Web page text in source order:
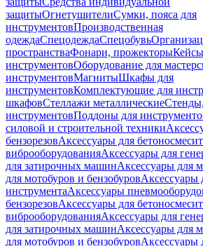
защитыОгнетушителиСумки, пояса для
инструментовПроизводственная
одеждаСпецодеждаСпецобувь
пространстваФонари, прожекторы
инструментовОборудование для
инструментовМагнитыШкафы для
инструментовКомплектующие для
шкафовСтеллажи металлические
инструментовПоддоны для
силовой и строительной техники
бензорезовАксессуары для
виброоборудованияАксессуары для
для затирочных машинАксессуары для
для мотобуров и бензобуровАксессуары
инструментаАксессуары
бензорезовАксессуары для
виброоборудованияАксессуары для
для затирочных машинАксессуары для
для мотобуров и бензобуровАксессуары